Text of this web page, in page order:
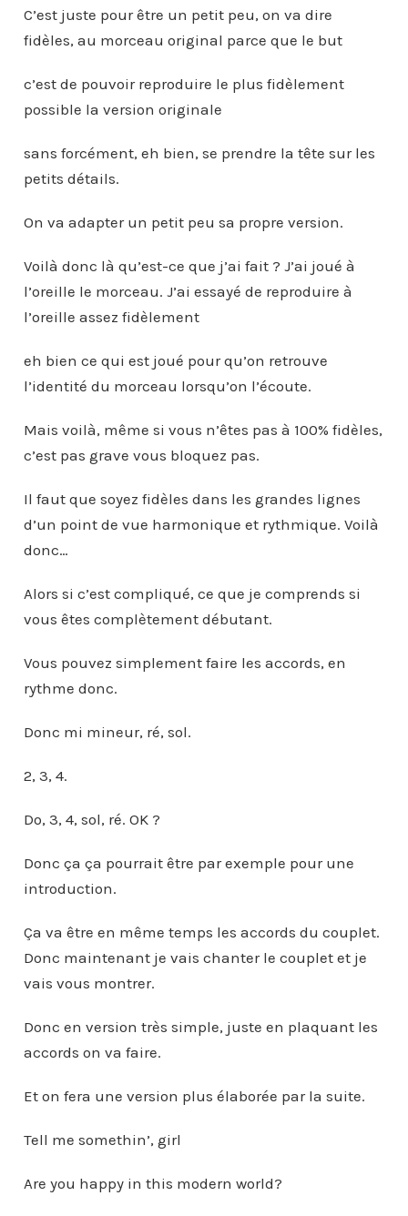
C’est juste pour être un petit peu, on va dire
fidèles, au morceau original parce que le but
c’est de pouvoir reproduire le plus fidèlement
possible la version originale
sans forcément, eh bien, se prendre la tête sur les
petits détails.
On va adapter un petit peu sa propre version.
Voilà donc là qu’est-ce que j’ai fait ? J’ai joué à
l’oreille le morceau. J’ai essayé de reproduire à
l’oreille assez fidèlement
eh bien ce qui est joué pour qu’on retrouve
l’identité du morceau lorsqu’on l’écoute.
Mais voilà, même si vous n’êtes pas à 100% fidèles,
c’est pas grave vous bloquez pas.
Il faut que soyez fidèles dans les grandes lignes
d’un point de vue harmonique et rythmique. Voilà
donc…
Alors si c’est compliqué, ce que je comprends si
vous êtes complètement débutant.
Vous pouvez simplement faire les accords, en
rythme donc.
Donc mi mineur, ré, sol.
2, 3, 4.
Do, 3, 4, sol, ré. OK ?
Donc ça ça pourrait être par exemple pour une
introduction.
Ça va être en même temps les accords du couplet.
Donc maintenant je vais chanter le couplet et je
vais vous montrer.
Donc en version très simple, juste en plaquant les
accords on va faire.
Et on fera une version plus élaborée par la suite.
Tell me somethin’, girl
Are you happy in this modern world?